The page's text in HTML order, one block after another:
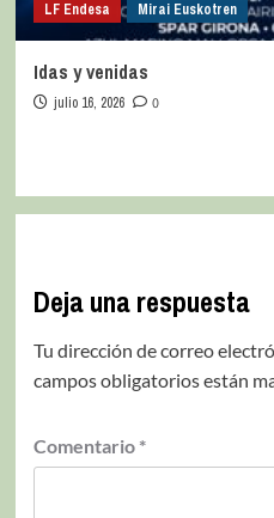
LF Endesa Mirai Euskotren
Idas y venidas
julio 16, 2026 0
Deja una respuesta
Tu dirección de correo
campos obligatorios están
Comentario *